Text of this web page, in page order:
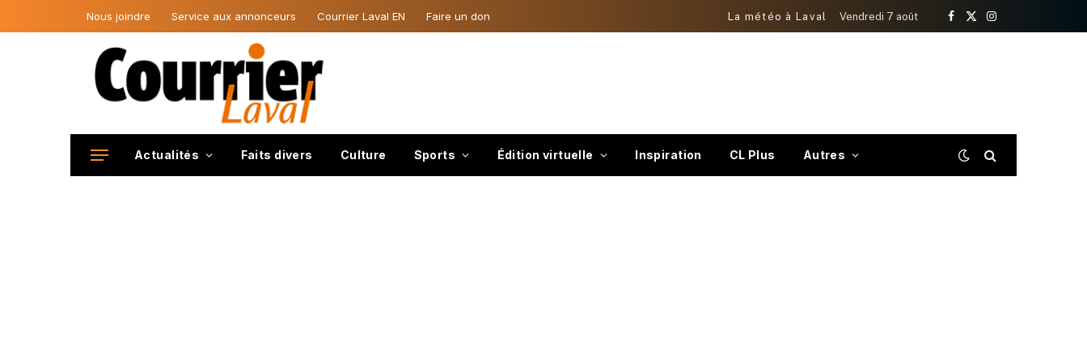
Nous joindre Service aux annonceurs Courrier Laval EN Faire un don La météo à Laval Vendredi 7 août
Facebook
X
Instagram
Actualités Faits divers Culture Sports Édition virtuelle Inspiration CL Plus Autres